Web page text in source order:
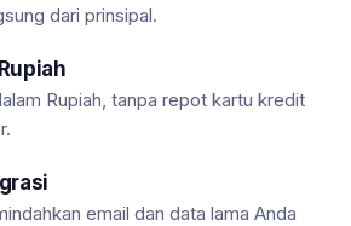
dari prinsipal.
Rupiah, tanpa repot kartu kredit
email dan data lama Anda